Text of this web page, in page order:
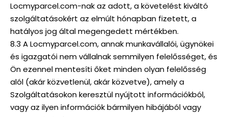
Locmyparcel.com-nak az adott, a követelést kiváltó
szolgáltatásokért az elmúlt hónapban fizetett, a
hatályos jog által megengedett mértékben.
8.3 A Locmyparcel.com, annak munkavállalói, ügynökei
és igazgatói nem vállalnak semmilyen felelősséget, és
Ön ezennel mentesíti őket minden olyan felelősség
alól (akár közvetlenül, akár közvetve), amely a
Szolgáltatásokon keresztül nyújtott információkból,
vagy az ilyen információk bármilyen hibájából vagy